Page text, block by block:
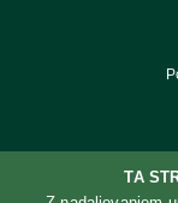
TA